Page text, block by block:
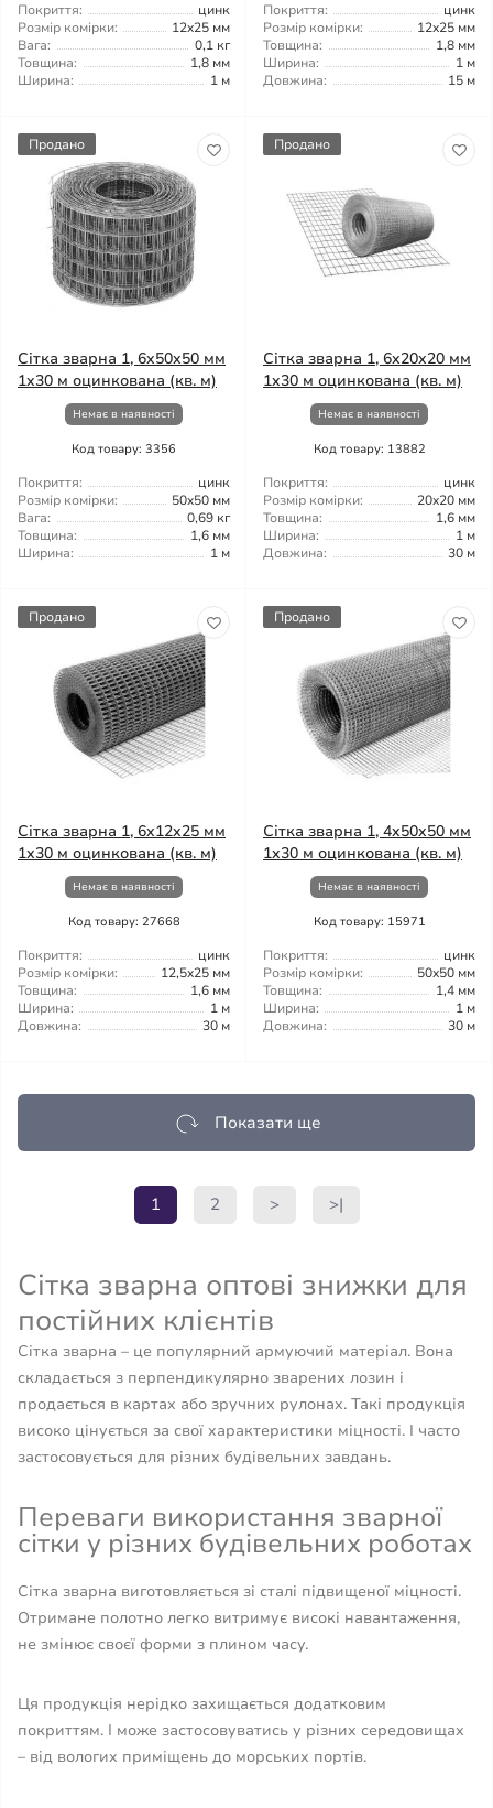
Покриття:
цинк
Розмір комірки:
12x25 мм
Вага:
0,1 кг
Товщина:
1,8 мм
Ширина:
1 м
Покриття:
цинк
Розмір комірки:
12x25 мм
Товщина:
1,8 мм
Ширина:
1 м
Довжина:
15 м
Продано
Сітка зварна 1, 6x50x50 мм
1x30 м оцинкована (кв. м)
Немає в наявності
Код товару: 3356
Покриття:
цинк
Розмір комірки:
50x50 мм
Вага:
0,69 кг
Товщина:
1,6 мм
Ширина:
1 м
Продано
Сітка зварна 1, 6x20x20 мм
1x30 м оцинкована (кв. м)
Немає в наявності
Код товару: 13882
Покриття:
цинк
Розмір комірки:
20x20 мм
Товщина:
1,6 мм
Ширина:
1 м
Довжина:
30 м
Продано
Сітка зварна 1, 6x12x25 мм
1x30 м оцинкована (кв. м)
Немає в наявності
Код товару: 27668
Покриття:
цинк
Розмір комірки:
12,5x25 мм
Товщина:
1,6 мм
Ширина:
1 м
Довжина:
30 м
Продано
Сітка зварна 1, 4x50x50 мм
1x30 м оцинкована (кв. м)
Немає в наявності
Код товару: 15971
Покриття:
цинк
Розмір комірки:
50x50 мм
Товщина:
1,4 мм
Ширина:
1 м
Довжина:
30 м
Показати ще
1 2 > >|
Сітка зварна оптові знижки для
постійних клієнтів
Сітка зварна – це популярний армуючий матеріал. Вона
складається з перпендикулярно зварених лозин і
продається в картах або зручних рулонах. Такі продукція
високо цінується за свої характеристики міцності. І часто
застосовується для різних будівельних завдань.
Переваги використання зварної
сітки у різних будівельних роботах
Сітка зварна виготовляється зі сталі підвищеної міцності.
Отримане полотно легко витримує високі навантаження,
не змінює своєї форми з плином часу.
Ця продукція нерідко захищається додатковим
покриттям. І може застосовуватись у різних середовищах
– від вологих приміщень до морських портів.